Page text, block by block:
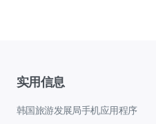
实用信息
韩国旅游发展局手机应用程序